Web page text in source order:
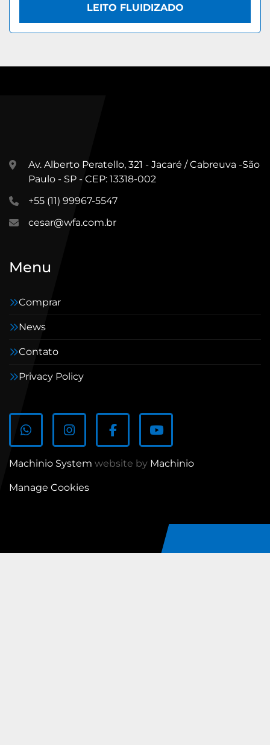
LEITO FLUIDIZADO
Av. Alberto Peratello, 321 - Jacaré / Cabreuva -São
Paulo - SP - CEP: 13318-002
+55 (11) 99967-5547
cesar@wfa.com.br
Menu
Comprar
News
Contato
Privacy Policy
whatsappinstagramfacebookyoutube
Machinio System website by Machinio
Manage Cookies